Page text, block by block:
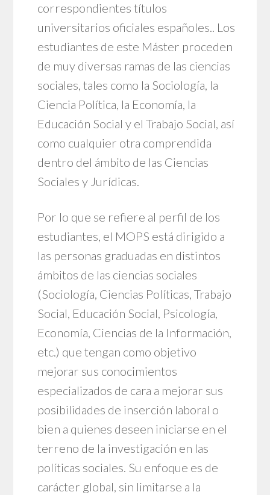
correspondientes títulos
universitarios oficiales españoles.. Los
estudiantes de este Máster proceden
de muy diversas ramas de las ciencias
sociales, tales como la Sociología, la
Ciencia Política, la Economía, la
Educación Social y el Trabajo Social, así
como cualquier otra comprendida
dentro del ámbito de las Ciencias
Sociales y Jurídicas.
Por lo que se refiere al perfil de los
estudiantes, el MOPS está dirigido a
las personas graduadas en distintos
ámbitos de las ciencias sociales
(Sociología, Ciencias Políticas, Trabajo
Social, Educación Social, Psicología,
Economía, Ciencias de la Información,
etc.) que tengan como objetivo
mejorar sus conocimientos
especializados de cara a mejorar sus
posibilidades de inserción laboral o
bien a quienes deseen iniciarse en el
terreno de la investigación en las
políticas sociales. Su enfoque es de
carácter global, sin limitarse a la